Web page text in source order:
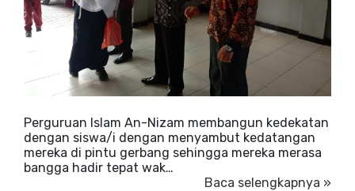
Perguruan Islam An-Nizam membangun kedekatan
dengan siswa/i dengan menyambut kedatangan
mereka di pintu gerbang sehingga mereka merasa
bangga hadir tepat wak…
Baca selengkapnya »